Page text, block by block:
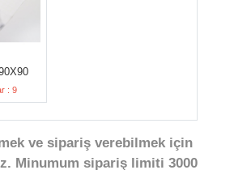
: 9
ve sipariş verebilmek için
Minumum sipariş limiti 3000